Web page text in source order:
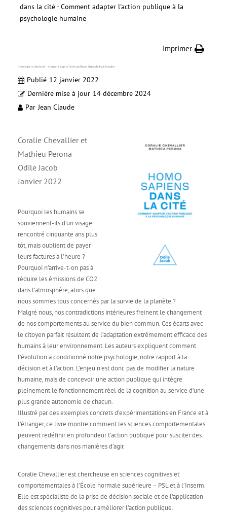
dans la cité - Comment adapter l'action publique à la
psychologie humaine
Imprimer
Homo sapiens dans la cité – Comment adapter l’action publique à la psychologie humaine
Publié 12 janvier 2022
Dernière mise à jour 14 décembre 2024
Par Jean Claude
Coralie Chevallier et
Mathieu Perona
Odile Jacob
Janvier 2022
Pourquoi les humains se
souviennent-ils d’un visage
rencontré cinquante ans plus
tôt, mais oublient de payer
leurs factures à l’heure ?
Pourquoi n’arrive-t-on pas à
réduire les émissions de CO2
dans l’atmosphère, alors que
nous sommes tous concernés par la survie de la planète ?
Malgré nous, nos contradictions intérieures freinent le changement
de nos comportements au service du bien commun. Ces écarts avec
le citoyen parfait résultent de l’adaptation extrêmement efficace des
humains à leur environnement. Les auteurs expliquent comment
l’évolution a conditionné notre psychologie, notre rapport à la
décision et à l’action. L’enjeu n’est donc pas de modifier la nature
humaine, mais de concevoir une action publique qui intègre
pleinement le fonctionnement réel de la cognition au service d’une
plus grande autonomie de chacun.
Illustré par des exemples concrets d’expérimentations en France et à
l’étranger, ce livre montre comment les sciences comportementales
peuvent redéfinir en profondeur l’action publique pour susciter des
changements dans nos manières d’agir.
Coralie Chevallier est chercheuse en sciences cognitives et
comportementales à l’École normale supérieure – PSL et à l’Inserm.
Elle est spécialiste de la prise de décision sociale et de l’application
des sciences cognitives pour améliorer l’action publique.